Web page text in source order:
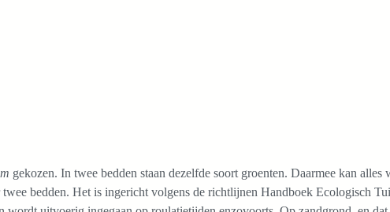
gekozen. In twee bedden staan dezelfde soort groenten. Daarmee kan alles
twee bedden. Het is ingericht volgens de richtlijnen Handboek Ecologisch